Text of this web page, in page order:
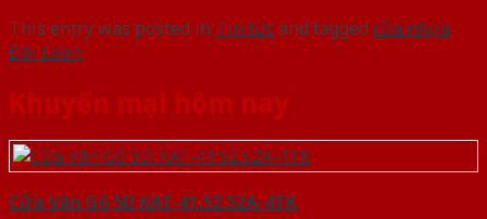
This entry was posted in Tin tứcand tagged cửa nhựa
Đài Loan.
Khuyến mại hôm nay
Cửa Vân Gỗ 5D KAT-41.52.52A-4TK